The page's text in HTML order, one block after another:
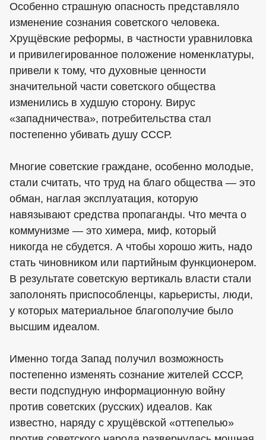
Особенно страшную опасность представляло
изменение сознания советского человека.
Хрущёвские реформы, в частности уравниловка
и привилегированное положение номенклатуры,
привели к тому, что духовные ценности
значительной части советского общества
изменились в худшую сторону. Вирус
«западничества», потребительства стал
постепенно убивать душу СССР.
Многие советские граждане, особенно молодые,
стали считать, что труд на благо общества — это
обман, наглая эксплуатация, которую
навязывают средства пропаганды. Что мечта о
коммунизме — это химера, миф, который
никогда не сбудется. А чтобы хорошо жить, надо
стать чиновником или партийным функционером.
В результате советскую вертикаль власти стали
заполонять приспособленцы, карьеристы, люди,
у которых материальное благополучие было
высшим идеалом.
Именно тогда Запад получил возможность
постепенно изменять сознание жителей СССР,
вести подспудную информационную войну
против советских (русских) идеалов. Как
известно, наряду с хрущёвской «оттепелью»